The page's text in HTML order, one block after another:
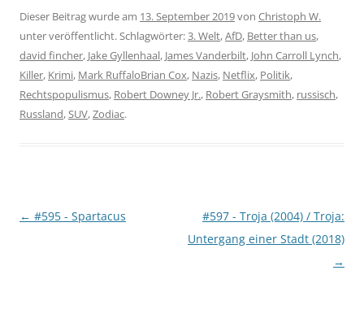
Dieser Beitrag wurde am 13. September 2019von Christoph W.
unter veröffentlicht. Schlagwörter:3. Welt,AfD, Better than us,
david fincher, Jake Gyllenhaal, James Vanderbilt, John Carroll Lynch,
Killer, Krimi, Mark RuffaloBrian Cox, Nazis, Netflix, Politik,
Rechtspopulismus, Robert Downey Jr., Robert Graysmith, russisch,
Russland,SUV,Zodiac.
Beitragsnavigation
← #595 - Spartacus
#597 - Troja (2004) / Troja:
Untergang einer Stadt (2018)
→